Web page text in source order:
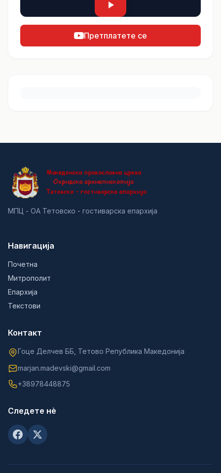
Претплатете се
МПЦ - ОА Тетовско - гостиварска епархија
Навигација
Почетна
Митрополит
Епархија
Текстови
Контакт
Гоце Делчев ББ, Тетово Република Македонија
marjan.madevski@gmail.com
+38978448875
Следете нè